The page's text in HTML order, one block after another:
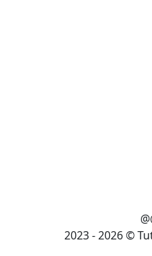
2023 - 2026 ©